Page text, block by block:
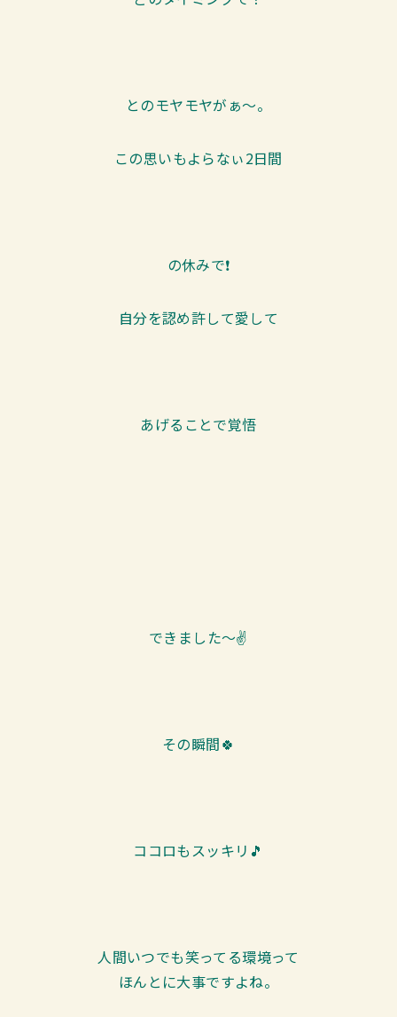
とのモヤモヤがぁ～。
この思いもよらなぃ2日間
の休みで❗
自分を認め許して愛して
あげることで覚悟
できました～✌️
その瞬間🍀
ココロもスッキリ🎵
人間いつでも笑ってる環境って
ほんとに大事ですよね。